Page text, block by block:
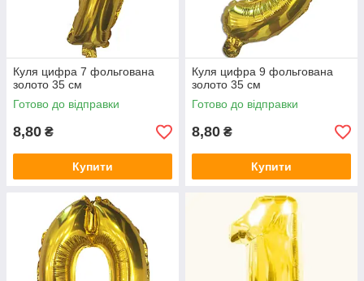
Куля цифра 7 фольгована
золото 35 см
Готово до відправки
8,80 ₴
Купити
Куля цифра 9 фольгована
золото 35 см
Готово до відправки
8,80 ₴
Купити